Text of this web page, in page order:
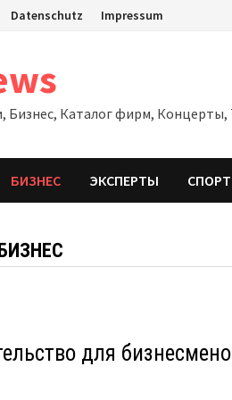
Datenschutz Impressum
Бизнес, Каталог фирм, Концерты,
БИЗНЕС ЭКСПЕРТЫ СПОРТ
для